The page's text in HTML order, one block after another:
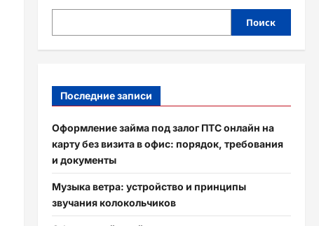
Поиск
Последние записи
Оформление займа под залог ПТС онлайн на
карту без визита в офис: порядок, требования
и документы
Музыка ветра: устройство и принципы
звучания колокольчиков